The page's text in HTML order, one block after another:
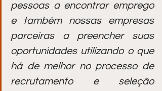
pessoas a encontrar emprego
e também nossas empresas
parceiras a preencher suas
oportunidades utilizando o que
há de melhor no processo de
recrutamento e seleção